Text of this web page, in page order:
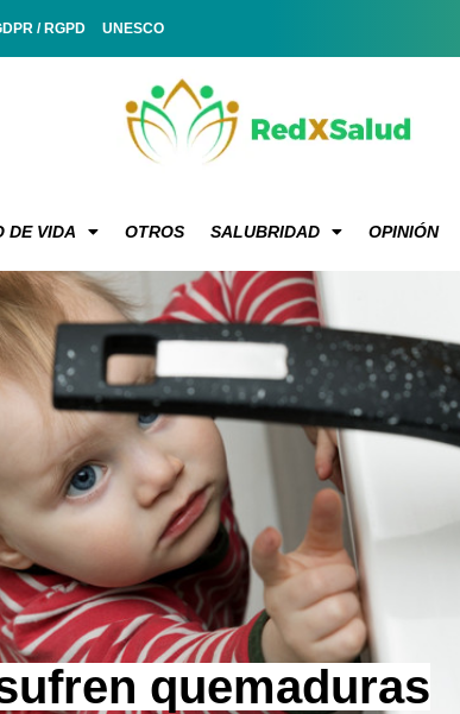
/ RGPD UNESCO
DE VIDA OTROS SALUBRIDAD OPINIÓN
quemaduras